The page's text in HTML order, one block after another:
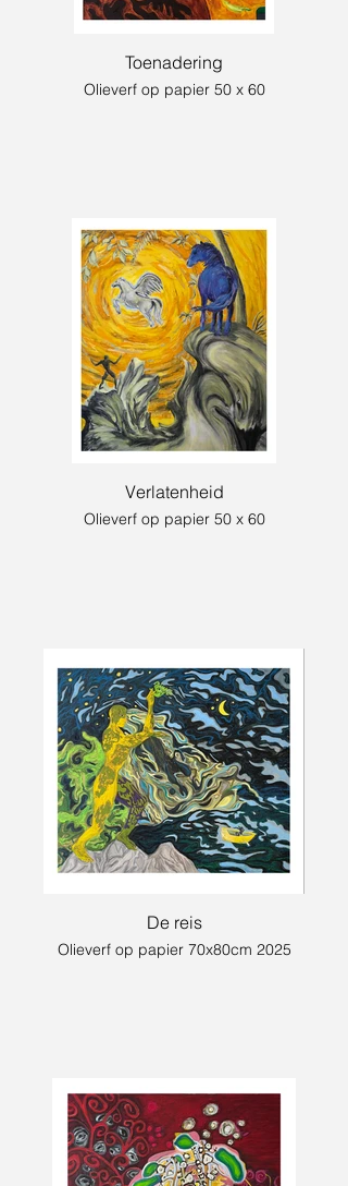
Toenadering
Olieverf op papier 50 x 60
Verlatenheid
Olieverf op papier 50 x 60
De reis
Olieverf op papier 70x80cm 2025